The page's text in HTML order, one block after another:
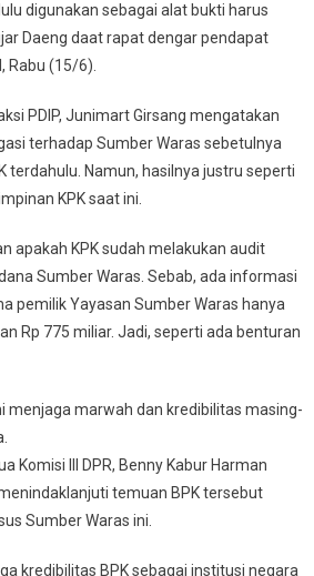
digunakan sebagai alat bukti harus
Daeng daat rapat dengar pendapat
Rabu (15/6).
PDIP, Junimart Girsang mengatakan
terhadap Sumber Waras sebetulnya
terdahulu. Namun, hasilnya justru seperti
KPK saat ini.
apakah KPK sudah melakukan audit
Sumber Waras. Sebab, ada informasi
pemilik Yayasan Sumber Waras hanya
Rp 775 miliar. Jadi, seperti ada benturan
menjaga marwah dan kredibilitas masing-
Komisi III DPR, Benny Kabur Harman
temuan BPK tersebut
Sumber Waras ini.
kredibilitas BPK sebagai institusi negara